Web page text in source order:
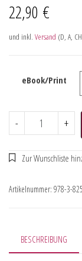
22,90 €
und inkl. Versand (D, A,
eBook/Print
- +
Artikelnummer: 978-3-
BESCHREIBUNG